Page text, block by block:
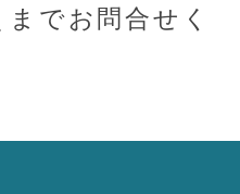
までお問合せく